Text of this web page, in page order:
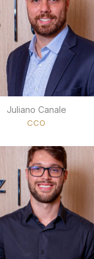
Juliano Canale
CCO